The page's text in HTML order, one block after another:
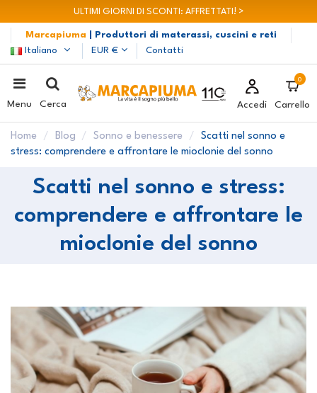
ULTIMI GIORNI DI SCONTI: AFFRETTATI! >
Marcapiuma
| Produttori di materassi, cuscini e reti
Italiano
EUR € Contatti
Menu Cerca Accedi
0
Carrello
Home Blog Sonno e benessere
Scatti nel sonno e
stress: comprendere e affrontare le mioclonie del sonno
Scatti nel sonno e stress:
comprendere e affrontare le
mioclonie del sonno